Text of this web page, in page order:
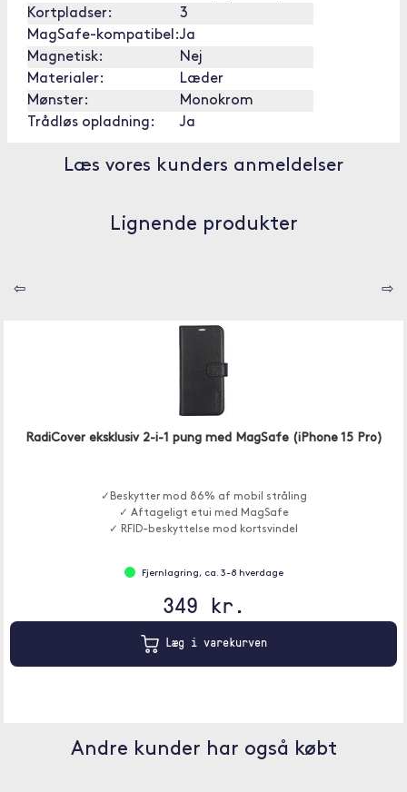
Kortpladser:
3
MagSafe-kompatibel:Ja
Magnetisk:
Nej
Materialer:
Læder
Mønster:
Monokrom
Trådløs opladning:
Ja
Læs vores kunders anmeldelser
Lignende produkter
⇦ ⇨
RadiCover eksklusiv 2-i-1 pung med MagSafe (iPhone 15 Pro)
✓Beskytter mod 86% af mobil stråling
✓ Aftageligt etui med MagSafe
✓ RFID-beskyttelse mod kortsvindel
Fjernlagring, ca. 3-8 hverdage
349 kr.
Læg i varekurven
Andre kunder har også købt